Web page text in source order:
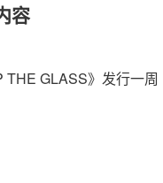
容